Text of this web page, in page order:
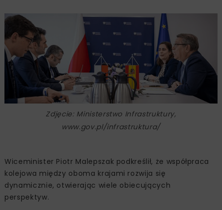
Zdjęcie: Ministerstwo Infrastruktury,
www.gov.pl/infrastruktura/
Wiceminister Piotr Malepszak podkreślił, że współpraca
kolejowa między oboma krajami rozwija się
dynamicznie, otwierając wiele obiecujących
perspektyw.